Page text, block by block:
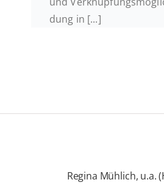
dung in [...]
Regina Mühlich, u.a.